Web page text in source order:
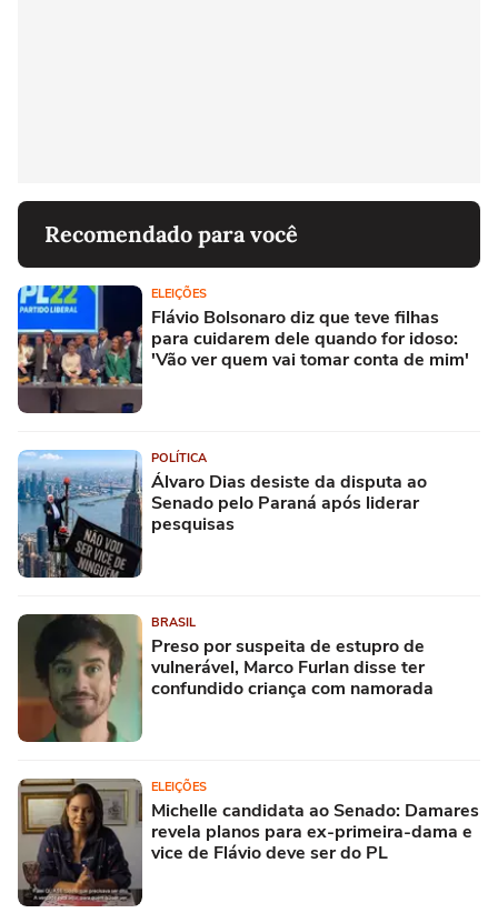
Recomendado para você
ELEIÇÕES
Flávio Bolsonaro diz que teve filhas
para cuidarem dele quando for idoso:
'Vão ver quem vai tomar conta de mim'
POLÍTICA
Álvaro Dias desiste da disputa ao
Senado pelo Paraná após liderar
pesquisas
BRASIL
Preso por suspeita de estupro de
vulnerável, Marco Furlan disse ter
confundido criança com namorada
ELEIÇÕES
Michelle candidata ao Senado: Damares
revela planos para ex-primeira-dama e
vice de Flávio deve ser do PL